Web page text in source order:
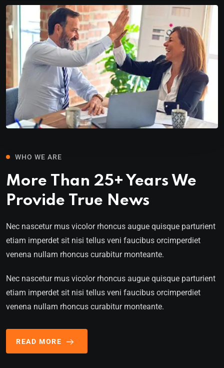
WHO WE ARE
More Than 25+ Years We
Provide True News
Nec nascetur mus vicolor rhoncus augue quisque parturient
etiam imperdet sit nisi tellus veni faucibus orcimperdiet
venena nullam rhoncus curabitur monteante.
Nec nascetur mus vicolor rhoncus augue quisque parturient
etiam imperdet sit nisi tellus veni faucibus orcimperdiet
venena nullam rhoncus curabitur monteante.
READ MORE